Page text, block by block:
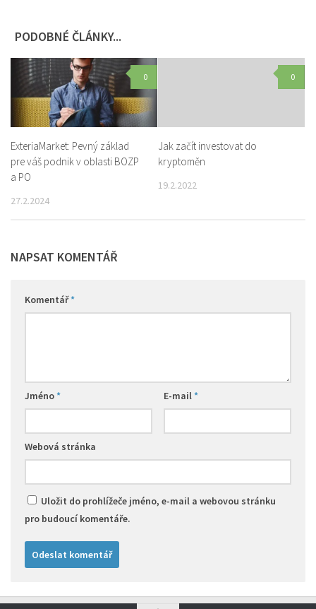
PODOBNÉ ČLÁNKY...
0
ExteriaMarket: Pevný základ
pre váš podnik v oblasti BOZP
a PO
27.2.2024
0
Jak začít investovat do
kryptoměn
19.2.2022
NAPSAT KOMENTÁŘ
Komentář*
Jméno* E-mail*
Webová stránka
Uložit do prohlížeče jméno, e-mail a webovou stránku
pro budoucí komentáře.